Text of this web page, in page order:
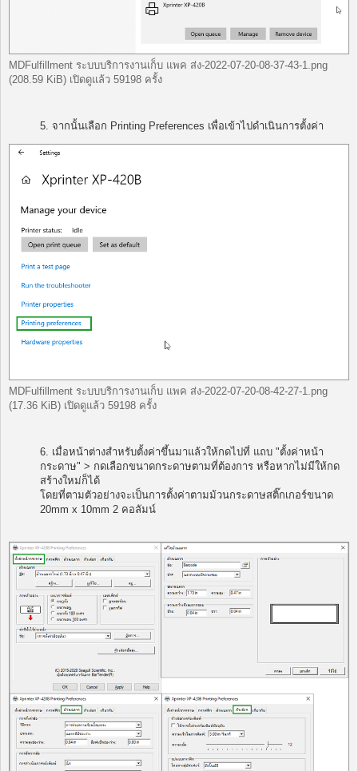
MDFulfillment ระบบบริการงานเก็บ แพค ส่ง-2022-07-20-08-37-43-1.png
(208.59 KiB) เปิดดูแล้ว 59198 ครั้ง
5. จากนั้นเลือก Printing Preferences เพื่อเข้าไปดำเนินการตั้งค่า
MDFulfillment ระบบบริการงานเก็บ แพค ส่ง-2022-07-20-08-42-27-1.png
(17.36 KiB) เปิดดูแล้ว 59198 ครั้ง
6. เมื่อหน้าต่างสำหรับตั้งค่าขึ้นมาแล้วให้กดไปที่ แถบ "ตั้งค่าหน้า
กระดาษ" > กดเลือกขนาดกระดาษตามที่ต้องการ หรือหากไม่มีให้กด
สร้างใหม่ก็ได้
โดยที่ตามตัวอย่างจะเป็นการตั้งค่าตามม้วนกระดาษสติ๊กเกอร์ขนาด
20mm x 10mm 2 คอลัมน์